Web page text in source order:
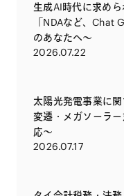
生成AI時代に求め
「NDAなど、Chat
のあなたへ～
2026.07.22
太陽光発電事業に
変遷・メガソーラ
応〜
2026.07.17